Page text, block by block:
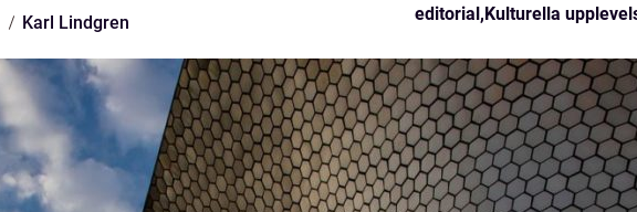
Karl Lindgren editorial,Kulturella